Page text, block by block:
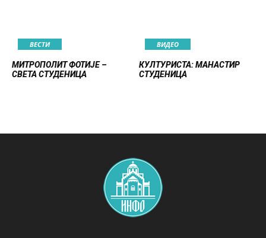
ВЕСТИ
МИТРОПОЛИТ ФОТИЈЕ –
СВЕТА СТУДЕНИЦА
ВИДЕО
КУЛТУРИСТА: МАНАСТИР
СТУДЕНИЦА